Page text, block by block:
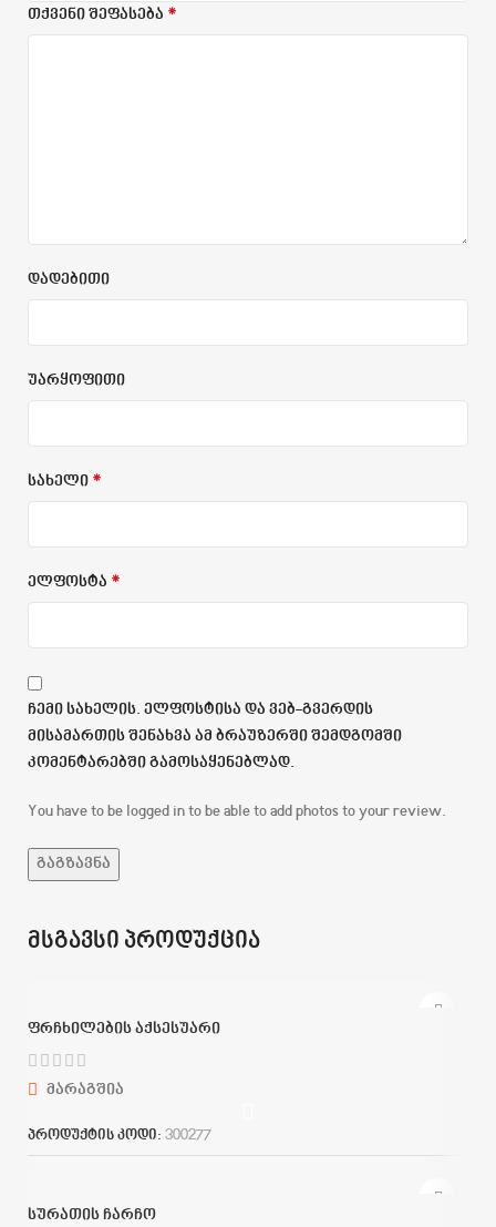
თქვენი შეფასება *
დადებითი
უარყოფითი
სახელი *
ელფოსტა *
ჩემი სახელის. ელფოსტისა და ვებ-გვერდის
მისამართის შენახვა ამ ბრაუზერში შემდგომში
კომენტარებში გამოსაყენებლად.
You have to be logged in to be able to add photos to your review.
მსგავსი პროდუქცია
ფრჩხილების აქსესუარი
მარაგშია
პროდუქტის კოდი: 300277
სურათის ჩარჩო